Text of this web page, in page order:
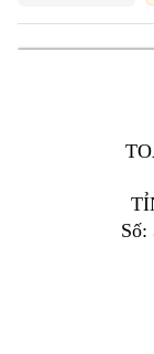
T
Số: